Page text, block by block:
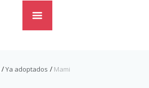
Ya adoptados Mami